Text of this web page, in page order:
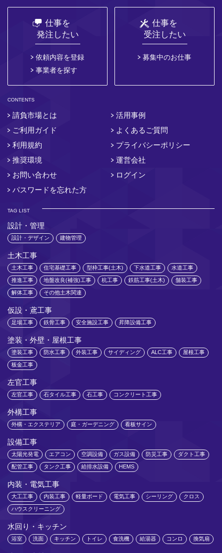
仕事を
発注したい
依頼内容を登録
事業者を探す
仕事を
受注したい
募集中のお仕事
CONTENTS
請負市場とは
活用事例
ご利用ガイド
よくあるご質問
利用規約
プライバシーポリシー
推奨環境
運営会社
お問い合わせ
ログイン
パスワードを忘れた方
TAG LIST
設計・管理
設計・デザイン 建物管理
土木工事
土木工事 住宅基礎工事 型枠工事(土木) 下水道工事 水道工事
推進工事 地盤改良(補強)工事 杭工事 鉄筋工事(土木) 舗装工事
解体工事 その他土木関連
仮設・鳶工事
足場工事 鉄骨工事 安全施設工事 昇降設備工事
塗装・外壁・屋根工事
塗装工事 防水工事 外装工事 サイディング ALC工事 屋根工事
板金工事
左官工事
左官工事 石タイル工事 石工事 コンクリート工事
外構工事
外構・エクステリア 庭・ガーデニング 看板サイン
設備工事
太陽光発電 エアコン 空調設備 ガス設備 防災工事 ダクト工事
配管工事 タンク工事 給排水設備 HEMS
内装・電気工事
大工工事 内装工事 軽量ボード 電気工事 シーリング クロス
ハウスクリーニング
水回り・キッチン
浴室 洗面 キッチン トイレ 食洗機 給湯器 コンロ 換気扇